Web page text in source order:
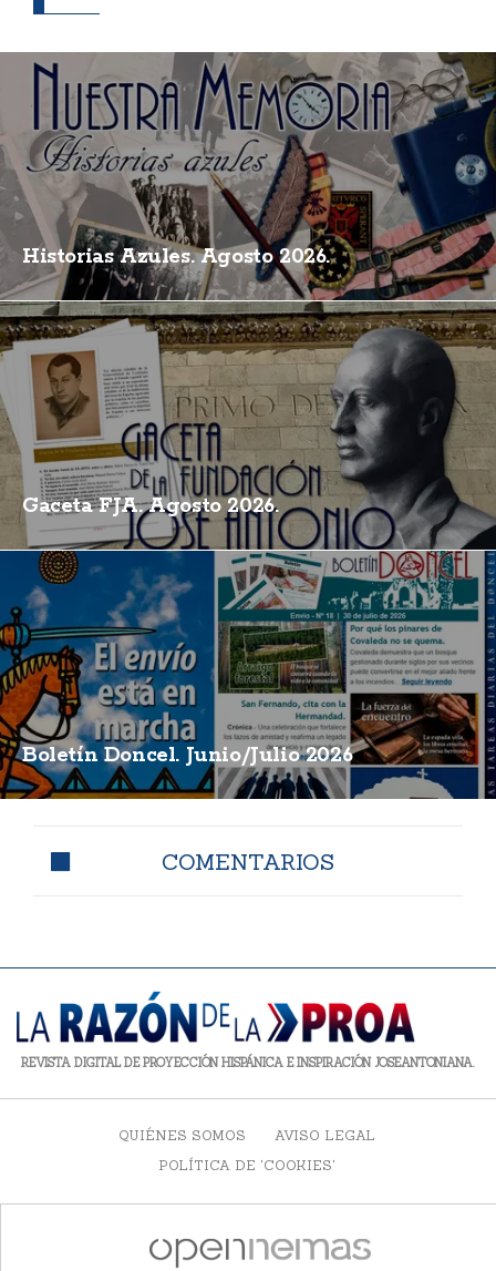
Historias Azules. Agosto 2026.
Gaceta FJA. Agosto 2026.
Boletín Doncel. Junio/Julio 2026
COMENTARIOS
REVISTA DIGITAL DE PROYECCIÓN HISPÁNICA E INSPIRACIÓN JOSEANTONIANA.
QUIÉNES SOMOS
AVISO LEGAL
POLÍTICA DE 'COOKIES'